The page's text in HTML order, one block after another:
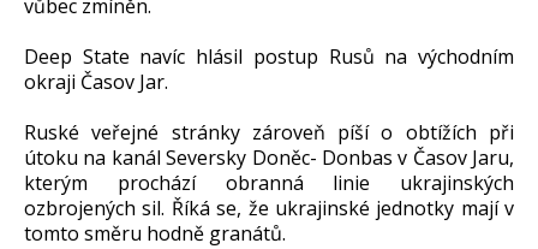
vůbec zmíněn.
Deep State navíc hlásil postup Rusů na východním
okraji Časov Jar.
Ruské veřejné stránky zároveň píší o obtížích při
útoku na kanál Seversky Doněc- Donbas v Časov Jaru,
kterým prochází obranná linie ukrajinských
ozbrojených sil. Říká se, že ukrajinské jednotky mají v
tomto směru hodně granátů.